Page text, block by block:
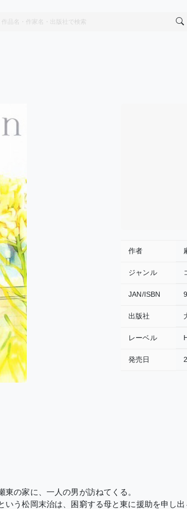
作者
ジャンル
JAN/ISBN
出版社
レーベル
発売日
の家に、一人の男が訪ねてくる。
いう松岡末治は、困窮する母と東に援助を申し出